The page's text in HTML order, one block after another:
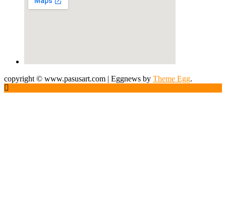
copyright © www.pasusart.com | Eggnews by Theme Egg.